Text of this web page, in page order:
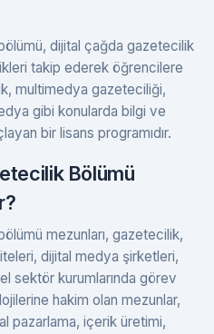
dijital çağda gazetecilik
takip ederek öğrencilere
multimedya gazeteciliği,
gibi konularda bilgi ve
bir lisans programıdır.
Bölümü
mezunları, gazetecilik,
dijital medya şirketleri,
sektör kurumlarında görev
hakim olan mezunlar,
pazarlama, içerik üretimi,